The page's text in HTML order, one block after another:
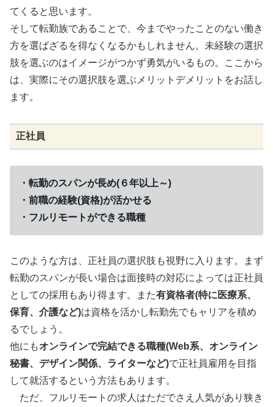
てくると思います。
そして転勤族であることで、今までやったことのない働き
方を選ばざるを得なくなるかもしれません。未経験の選択
肢を選ぶのはイメージがつかず勇気がいるもの。ここから
は、実際にその選択肢を選ぶメリットデメリットをお話し
ます。
正社員
・転勤のスパンが長め(６年以上～)
・前職の経験(資格)が活かせる
・フルリモートができる職種
このような方は、正社員の選択肢も視野に入ります。まず
転勤のスパンが長い場合は面接時の対応によっては正社員
としての採用もあり得ます。また有資格者(特に医療系、
保育、介護など)は資格を活かし転勤先でもャリアを積め
るでしょう。
他にもオンラインで完結できる職種(Web系、オンライン
秘書、デザイン関係、ライターなど)で正社員雇用を目指
して就活するという方法もあります。
ただ、フルリモートの求人はただでさえ人気があり狭き